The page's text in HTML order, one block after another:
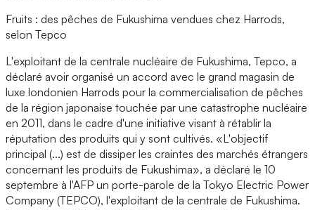
Fruits : des pêches de Fukushima vendues chez Harrods,
selon Tepco
L'exploitant de la centrale nucléaire de Fukushima, Tepco, a
déclaré avoir organisé un accord avec le grand magasin de
luxe londonien Harrods pour la commercialisation de pêches
de la région japonaise touchée par une catastrophe nucléaire
en 2011, dans le cadre d'une initiative visant à rétablir la
réputation des produits qui y sont cultivés. «L'objectif
principal (...) est de dissiper les craintes des marchés étrangers
concernant les produits de Fukushima», a déclaré le 10
septembre à l'AFP un porte-parole de la Tokyo Electric Power
Company (TEPCO), l'exploitant de la centrale de Fukushima.